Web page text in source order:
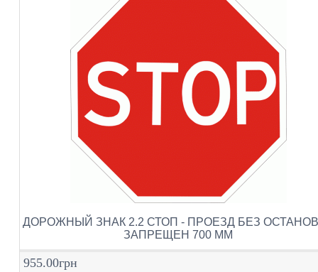
ДОРОЖНЫЙ ЗНАК 2.2 СТОП - ПРОЕЗД БЕЗ
ЗАПРЕЩЕН 700 ММ
955.00грн